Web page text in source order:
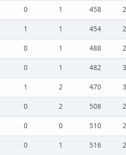
0 1 458
1 1 454
0 1 488
0 1 482
1 2 470
0 2 508
0 0 510
0 1 516